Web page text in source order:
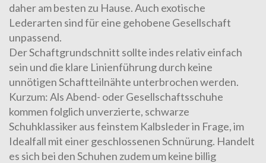
daher am besten zu Hause. Auch exotische
Lederarten sind für eine gehobene Gesellschaft
unpassend.
Der Schaftgrundschnitt sollte indes relativ einfach
sein und die klare Linienführung durch keine
unnötigen Schaftteilnähte unterbrochen werden.
Kurzum: Als Abend- oder Gesellschaftsschuhe
kommen folglich unverzierte, schwarze
Schuhklassiker aus feinstem Kalbsleder in Frage, im
Idealfall mit einer geschlossenen Schnürung. Handelt
es sich bei den Schuhen zudem um keine billig